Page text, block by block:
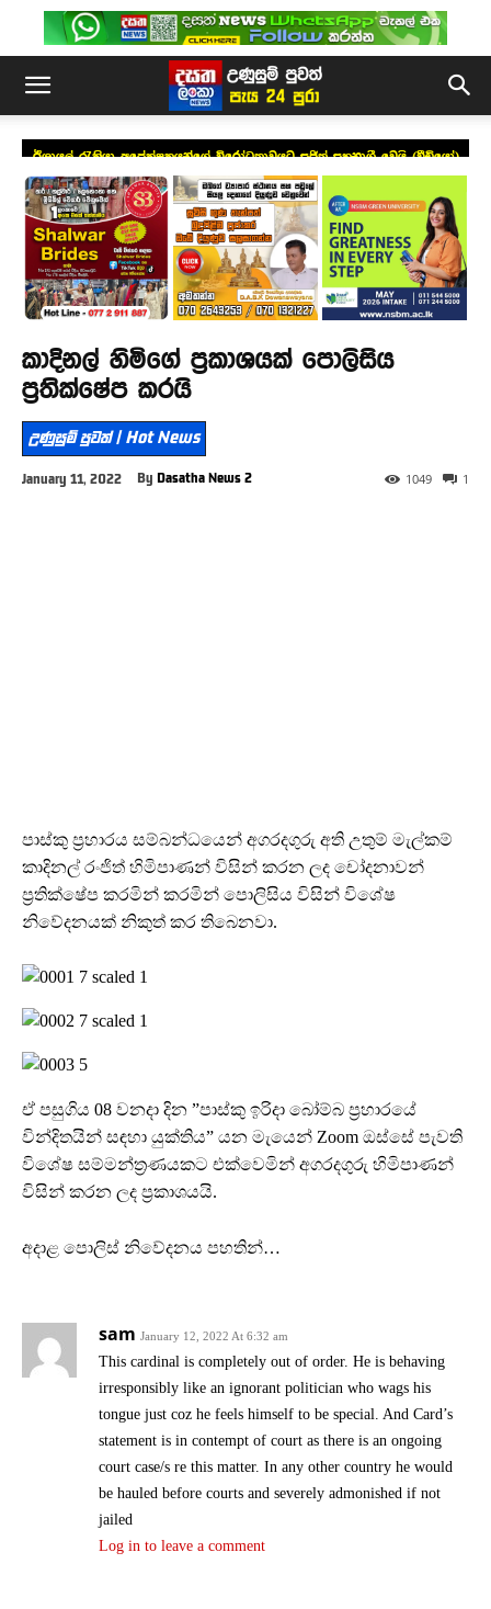
ඊශ්‍රායල් රැකියා අපේක්ෂකයන්ගේ විරෝධතාවයට සජිත් සහභාගී වෙයි (වීඩියෝ)
කාදිනල් හිමිගේ ප්‍රකාශයක් පොලිසිය
ප්‍රතික්ෂේප කරයි
උණුසුම් පුවත් | Hot News
January 11, 2022 By Dasatha News 2 1
1049
පාස්කු ප්‍රහාරය සම්බන්ධයෙන් අගරදගුරු අති උතුම් මැල්කම්
කාදිනල් රංජිත් හිමිපාණන් විසින් කරන ලද චෝදනාවන්
ප්‍රතික්ෂේප කරමින් කරමින් පොලිසිය විසින් විශේෂ
නිවේදනයක් නිකුත් කර තිබෙනවා.
ඒ පසුගිය 08 වනදා දින ”පාස්කු ඉරිදා බෝම්බ ප්‍රහාරයේ
වින්දිතයින් සඳහා යුක්තිය” යන මැයෙන් Zoom ඔස්සේ පැවති
විශේෂ සම්මන්ත්‍රණයකට එක්වෙමින් අගරදගුරු හිමිපාණන්
විසින් කරන ලද ප්‍රකාශයයි.
අදාළ පොලිස් නිවේදනය පහතින්…
sam January 12, 2022 At 6:32 am
This cardinal is completely out of order. He is behaving
irresponsibly like an ignorant politician who wags his
tongue just coz he feels himself to be special. And Card’s
statement is in contempt of court as there is an ongoing
court case/s re this matter. In any other country he would
be hauled before courts and severely admonished if not
jailed
Log in to leave a comment